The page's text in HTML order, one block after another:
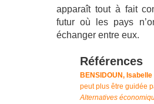
apparaît tout à fait
futur où les pays
échanger entre eux.
Références
BENSIDOUN,
peut plus être guidée
Alternatives